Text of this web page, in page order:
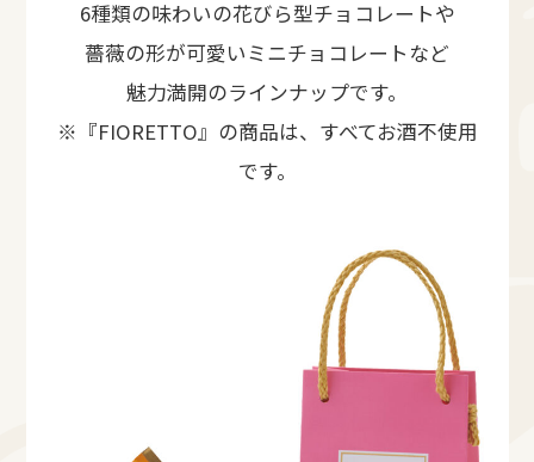
6種類の味わいの花びら型チョコレートや
薔薇の形が可愛いミニチョコレートなど
魅力満開のラインナップです。
※『FIORETTO』の商品は、すべてお酒不使用
です。